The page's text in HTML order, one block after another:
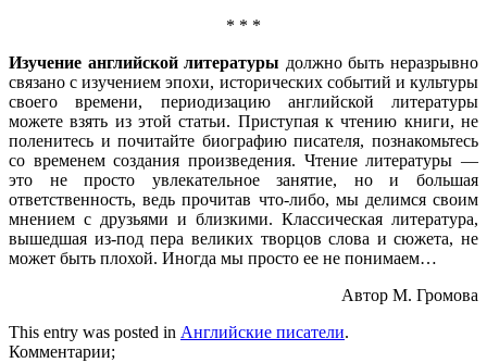
* * *
Изучение английской литературы должно быть неразрывно
связано с изучением эпохи, исторических событий и культуры
своего времени, периодизацию английской литературы
можете взять из этой статьи. Приступая к чтению книги, не
поленитесь и почитайте биографию писателя, познакомьтесь
со временем создания произведения. Чтение литературы —
это не просто увлекательное занятие, но и большая
ответственность, ведь прочитав что-либо, мы делимся своим
мнением с друзьями и близкими. Классическая литература,
вышедшая из-под пера великих творцов слова и сюжета, не
может быть плохой. Иногда мы просто ее не понимаем…
Автор М. Громова
This entry was posted in Английские писатели.
Комментарии;